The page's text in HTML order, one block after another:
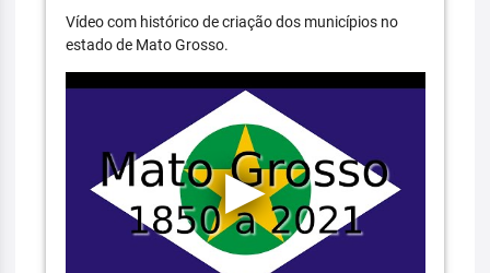
Vídeo com histórico de criação dos municípios no
estado de Mato Grosso.